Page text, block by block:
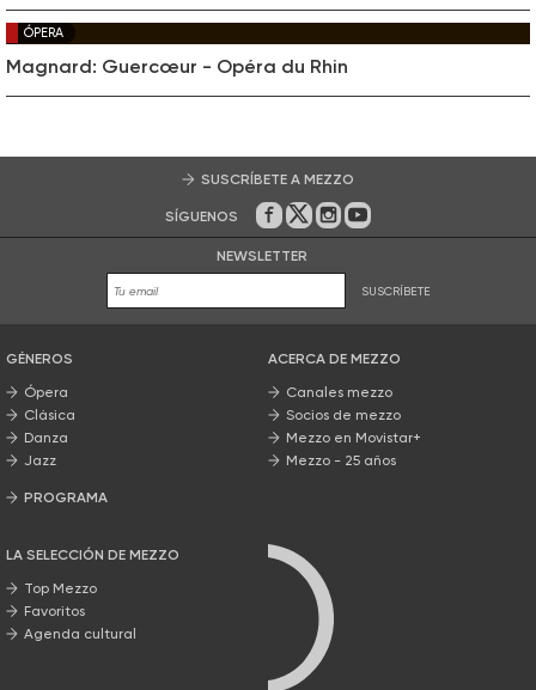
ÓPERA
Magnard: Guercœur - Opéra du Rhin
SUSCRÍBETE A MEZZO
SÍGUENOS En Facebook
En Twitter
En Instagram
En Youtube
NEWSLETTER
SUSCRÍBETE
GÉNEROS
Ópera
Clásica
Danza
Jazz
PROGRAMA
LA SELECCIÓN DE MEZZO
Top Mezzo
Favoritos
Agenda cultural
ACERCA DE MEZZO
Canales mezzo
Socios de mezzo
Mezzo en Movistar+
Mezzo - 25 años